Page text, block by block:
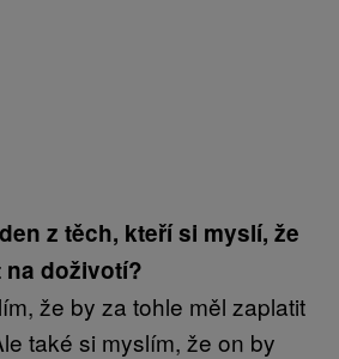
z těch, kteří si myslí, že
na doživotí?
že by za tohle měl zaplatit
také si myslím, že on by